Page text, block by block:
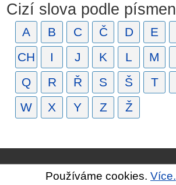
Cizí slova podle písmen
A B C Č D E
CH
I J K L M
Q
R Ř S Š T
W
X Y Z Ž
Používáme cookies. Více.